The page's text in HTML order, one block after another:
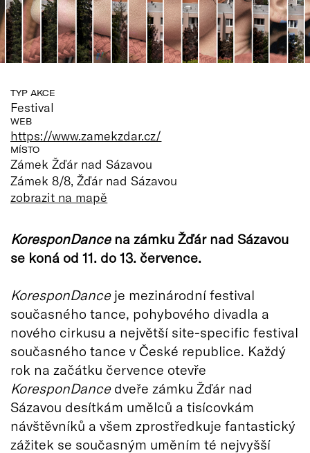
TYP AKCE
Festival
WEB
https://www.zamekzdar.cz/
MÍSTO
Zámek Žďár nad Sázavou
Zámek 8/8, Žďár nad Sázavou
zobrazit na mapě
KoresponDancena zámku Žďár nad Sázavou
se koná od 11. do 13. července.
KoresponDanceje mezinárodní festival
současného tance, pohybového divadla a
nového cirkusu a největší site-specific festival
současného tance v České republice. Každý
rok na začátku července otevře
KoresponDancedveře zámku Žďár nad
Sázavou desítkám umělců a tisícovkám
návštěvníků a všem zprostředkuje fantastický
zážitek se současným uměním té nejvyšší